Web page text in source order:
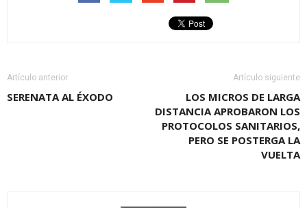
Artículo anterior
SERENATA AL ÉXODO
Artículo siguiente
LOS MICROS DE LARGA
DISTANCIA APROBARON LOS
PROTOCOLOS SANITARIOS,
PERO SE POSTERGA LA
VUELTA